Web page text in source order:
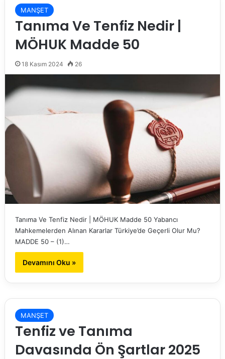
MANŞET
Tanıma Ve Tenfiz Nedir |
MÖHUK Madde 50
18 Kasım 2024 26
Tanıma Ve Tenfiz Nedir | MÖHUK Madde 50 Yabancı
Mahkemelerden Alınan Kararlar Türkiye’de Geçerli Olur Mu?
MADDE 50 – (1)…
Devamını Oku »
MANŞET
Tenfiz ve Tanıma
Davasında Ön Şartlar 2025